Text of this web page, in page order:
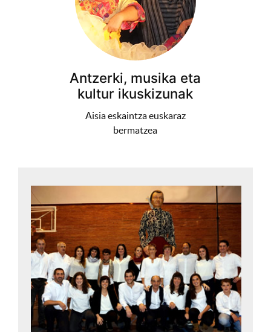
Antzerki, musika eta
kultur ikuskizunak
Aisia eskaintza euskaraz
bermatzea